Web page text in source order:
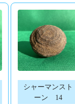
シャーマンスト
ーン 14